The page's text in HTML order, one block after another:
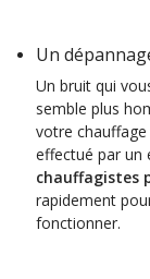
Un
Un bruit qui
semble plus
votre chauffage
effectué par un
chauffagistes
rapidement
fonctionner.